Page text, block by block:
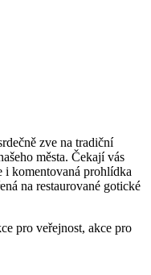
zve na tradiční
města. Čekají vás
i komentovaná prohlídka
na restaurované gotické
pro veřejnost, akce pro